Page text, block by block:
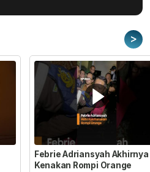
>
Febrie Adriansyah Akhirnya
Kenakan Rompi Orange